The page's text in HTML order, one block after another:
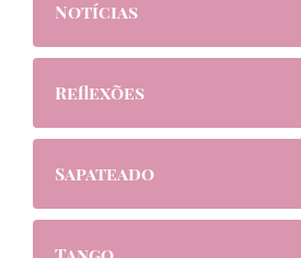
Notícias
Reflexões
Sapateado